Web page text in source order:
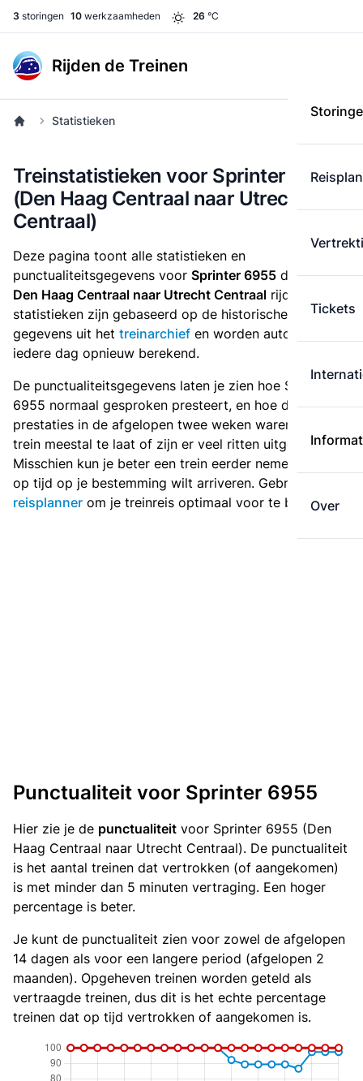
3 storingen 10 werkzaamheden 26 °C
Rijden de Treinen
Tickets
Over
Statistieken
Treinstatistieken voor Sprinter 6955
(Den Haag Centraal naar Utrecht
Centraal)
Deze pagina toont alle statistieken en
punctualiteitsgegevens voor Sprinter 6955 dievan
Den Haag Centraal naar Utrecht Centraal rijdt. Deze
statistieken zijn gebaseerd op de historische
gegevens uit het treinarchief en worden automatisch
iedere dag opnieuw berekend.
De punctualiteitsgegevens laten je zien hoe Sprinter
6955 normaal gesproken presteert, en hoe de
prestaties in de afgelopen twee weken waren. Is deze
trein meestal te laat of zijn er veel ritten uitgevallen?
Misschien kun je beter een trein eerder nemen als je
op tijd op je bestemming wilt arriveren. Gebruik de
reisplanner om je treinreis optimaal voor te bereiden.
Punctualiteit voor Sprinter 6955
Hier zie je de punctualiteit voor Sprinter 6955 (Den
Haag Centraal naar Utrecht Centraal). De punctualiteit
is het aantal treinen dat vertrokken (of aangekomen)
is met minder dan 5 minuten vertraging. Een hoger
percentage is beter.
Je kunt de punctualiteit zien voor zowel de afgelopen
14 dagen als voor een langere period (afgelopen 2
maanden). Opgeheven treinen worden geteld als
vertraagde treinen, dus dit is het echte percentage
treinen dat op tijd vertrokken of aangekomen is.